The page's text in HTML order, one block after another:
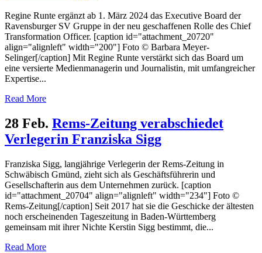
Regine Runte ergänzt ab 1. März 2024 das Executive Board der
Ravensburger SV Gruppe in der neu geschaffenen Rolle des Chief
Transformation Officer. [caption id="attachment_20720"
align="alignleft" width="200"] Foto © Barbara Meyer-
Selinger[/caption] Mit Regine Runte verstärkt sich das Board um
eine versierte Medienmanagerin und Journalistin, mit umfangreicher
Expertise...
Read More
28 Feb. Rems-Zeitung verabschiedet
Verlegerin Franziska Sigg
Franziska Sigg, langjährige Verlegerin der Rems-Zeitung in
Schwäbisch Gmünd, zieht sich als Geschäftsführerin und
Gesellschafterin aus dem Unternehmen zurück. [caption
id="attachment_20704" align="alignleft" width="234"] Foto ©
Rems-Zeitung[/caption] Seit 2017 hat sie die Geschicke der ältesten
noch erscheinenden Tageszeitung in Baden-Württemberg
gemeinsam mit ihrer Nichte Kerstin Sigg bestimmt, die...
Read More